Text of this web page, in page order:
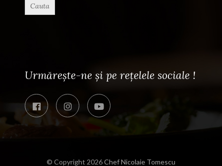
Urmărește-ne și pe rețelele sociale !
© Copyright 2026Chef Nicolaie Tomescu